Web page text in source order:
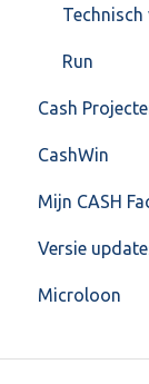
Run
Cash
CashWin
Overig
Mijn CASH
Facturatie
Mijn CASH
Versie
CashWeb
Microloon